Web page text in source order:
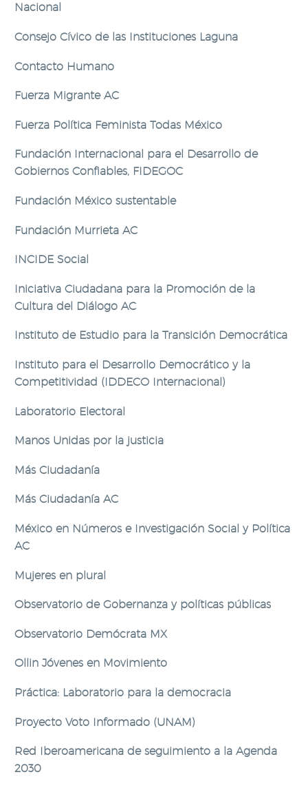
Nacional
Consejo Cívico de las Instituciones Laguna
Contacto Humano
Fuerza Migrante AC
Fuerza Política Feminista Todas México
Fundación Internacional para el Desarrollo de
Gobiernos Confiables, FIDEGOC
Fundación México sustentable
Fundación Murrieta AC
INCIDE Social
Iniciativa Ciudadana para la Promoción de la
Cultura del Diálogo AC
Instituto de Estudio para la Transición Democrática
Instituto para el Desarrollo Democrático y la
Competitividad (IDDECO Internacional)
Laboratorio Electoral
Manos Unidas por la justicia
Más Ciudadanía
Más Ciudadanía AC
México en Números e Investigación Social y Política
AC
Mujeres en plural
Observatorio de Gobernanza y políticas públicas
Observatorio Demócrata MX
Ollin Jóvenes en Movimiento
Práctica: Laboratorio para la democracia
Proyecto Voto Informado (UNAM)
Red Iberoamericana de seguimiento a la Agenda
2030